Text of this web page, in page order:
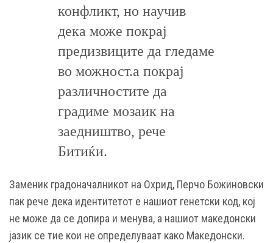
конфликт, но научив
дека може покрај
предизвиците да гледаме
во можност.а покрај
различностите да
градиме мозаик на
заедништво, рече
Битиќи.
Заменик градоначалникот на Охрид, Перчо Божиновски
пак рече дека идентитетот е нашиот генетски код, кој
не може да се допира и менува, а нашиот македонски
јазик се тие кои не определуваат како Македонски.